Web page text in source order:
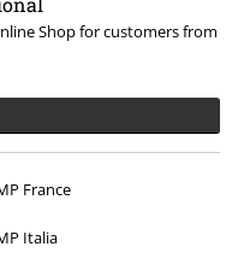
Shop for customers from
France
Italia
Kaiju No. 8
Funko